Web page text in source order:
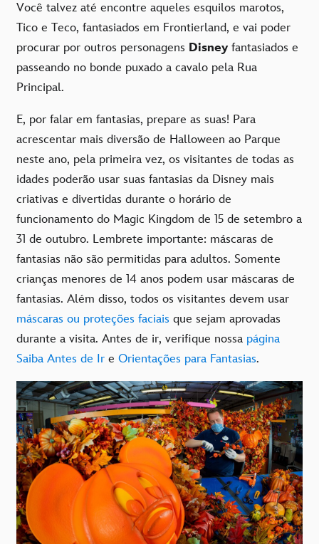
Você talvez até encontre aqueles esquilos marotos,
Tico e Teco, fantasiados em Frontierland, e vai poder
procurar por outros personagens Disney fantasiados e
passeando no bonde puxado a cavalo pela Rua
Principal.
E, por falar em fantasias, prepare as suas! Para
acrescentar mais diversão de Halloween ao Parque
neste ano, pela primeira vez, os visitantes de todas as
idades poderão usar suas fantasias da Disney mais
criativas e divertidas durante o horário de
funcionamento do Magic Kingdom de 15 de setembro a
31 de outubro. Lembrete importante: máscaras de
fantasias não são permitidas para adultos. Somente
crianças menores de 14 anos podem usar máscaras de
fantasias. Além disso, todos os visitantes devem usar
máscaras ou proteções faciais que sejam aprovadas
durante a visita. Antes de ir, verifique nossa página
Saiba Antes de Ir e Orientações para Fantasias.